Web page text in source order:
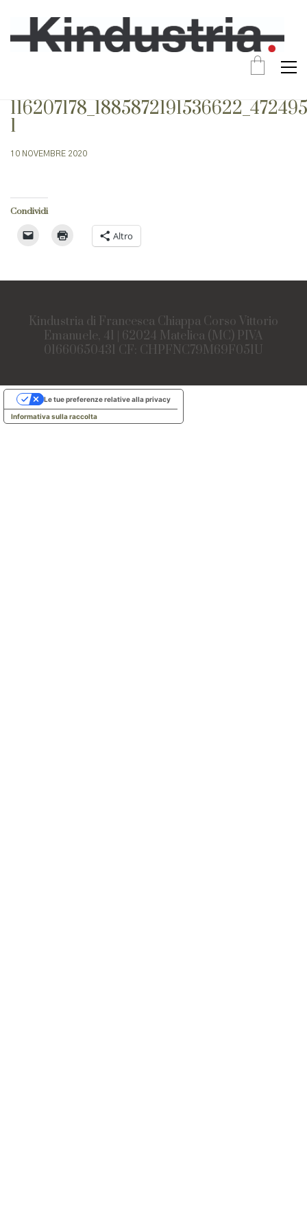
1
10 NOVEMBRE 2020
Condividi
Altro
Kindustria di Francesca Chiappa Corso Vittorio
Emanuele, 41 | 62024 Matelica (MC) PIVA
01660650431 CF: CHPFNC79M69F051U
Informativa sulla raccolta
Le tue preferenze relative alla privacy